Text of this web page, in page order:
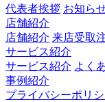
代表者挨拶 お知ら
店舗紹介
店舗紹介 来店受取
サービス紹介
サービス紹介 よく
事例紹介
プライバシーポリ